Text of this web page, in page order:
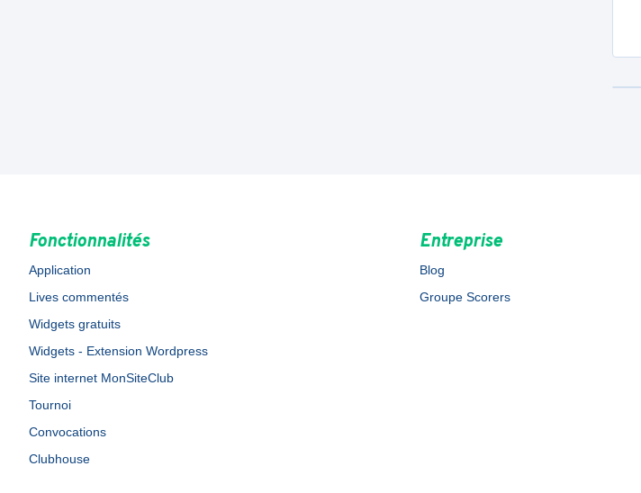
Fonctionnalités
Application
Lives commentés
Widgets gratuits
Widgets - Extension Wordpress
Site internet MonSiteClub
Tournoi
Convocations
Clubhouse
Entreprise
Blog
Groupe Scorers